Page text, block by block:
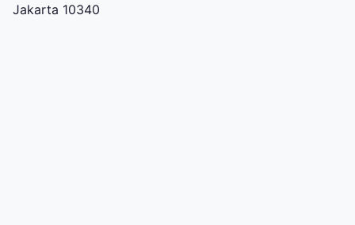
Jakarta 10340